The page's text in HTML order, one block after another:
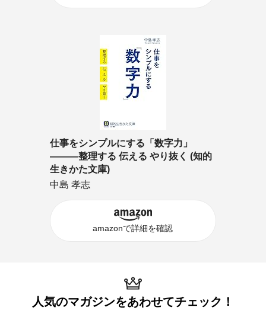
仕事をシンプルにする「数字力」
―――整理する 伝える やり抜く (知的
生きかた文庫)
中島 孝志
amazonで詳細を確認
人気のマガジンをあわせてチェック！